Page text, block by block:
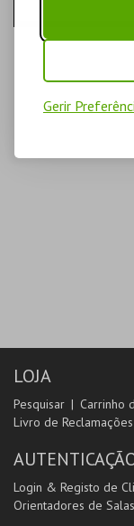
Gerir
LOJA
Pesquisar Carrinho
Livro de Reclamações
Login & Registo de
Orientadores de Salas